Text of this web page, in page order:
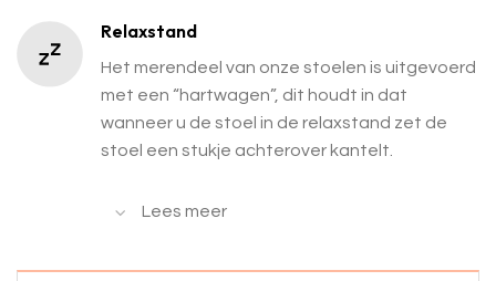
Relaxstand
Het merendeel van onze stoelen is uitgevoerd
met een “hartwagen”, dit houdt in dat
wanneer u de stoel in de relaxstand zet de
stoel een stukje achterover kantelt.
Lees meer